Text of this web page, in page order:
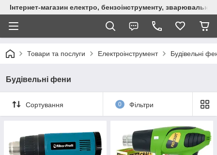
Інтернет-магазин електро, бензоінструменту,
Товари та послуги Електроінструмент Будівельні
Будівельні фени
Сортування 0 Фільтри